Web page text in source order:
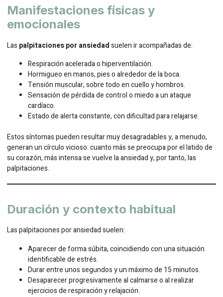
Manifestaciones físicas y
emocionales
Las palpitaciones por ansiedadsuelen ir acompañadas de:
Respiración acelerada o hiperventilación.
Hormigueo en manos, pies o alrededor de la boca.
Tensión muscular, sobre todo en cuello y hombros.
Sensación de pérdida de control o miedo a un ataque
cardíaco.
Estado de alerta constante, con dificultad para relajarse.
Estos síntomas pueden resultar muy desagradables y, a menudo,
generan un círculo vicioso: cuanto más se preocupa por el latido de
su corazón, más intensa se vuelve la ansiedad y, por tanto, las
palpitaciones.
Duración y contexto habitual
Las palpitaciones por ansiedad suelen:
Aparecer de forma súbita, coincidiendo con una situación
identificable de estrés.
Durar entre unos segundos y un máximo de 15 minutos.
Desaparecer progresivamente al calmarse o al realizar
ejercicios de respiración y relajación.